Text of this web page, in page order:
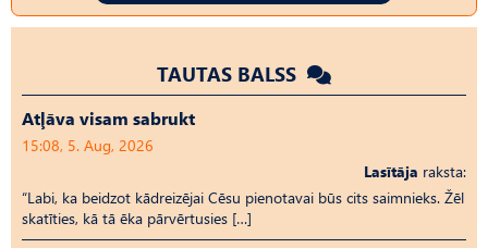
TAUTAS BALSS
Atļāva visam sabrukt
15:08, 5. Aug, 2026
Lasītāja raksta:
“Labi, ka beidzot kādreizējai Cēsu pienotavai būs cits saimnieks. Žēl
skatīties, kā tā ēka pārvērtusies […]